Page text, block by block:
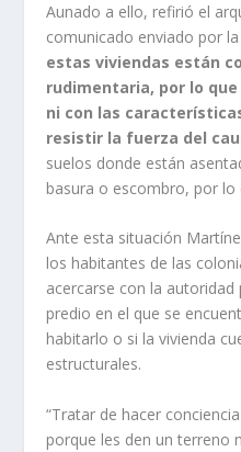
Aunado a ello, refirió el
comunicado enviado por
estas viviendas están
rudimentaria, por lo
ni con las
resistir la fuerza del
suelos donde están
basura o escombro, por lo
Ante esta situación
los habitantes de las
acercarse con la
predio en el que se
habitarlo o si la vivienda
estructurales.
“Tratar de hacer
porque les den un terreno